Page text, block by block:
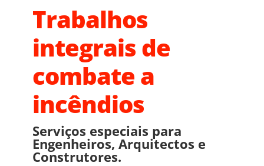
Trabalhos
integrais de
combate a
incêndios
Serviços especiais para
Engenheiros, Arquitectos e
Construtores.